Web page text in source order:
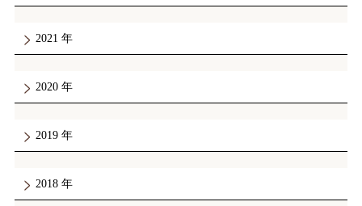
2021
2020
2019
2018